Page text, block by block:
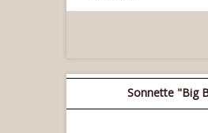
Sonnette "Big